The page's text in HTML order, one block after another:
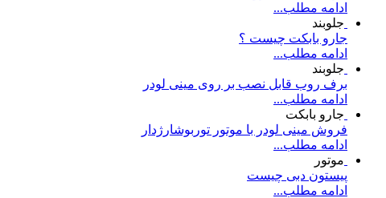
ادامه مطلب...
جلوبند
جارو بابکت چیست ؟
ادامه مطلب...
جلوبند
برف روب قابل نصب بر روی مینی لودر
ادامه مطلب...
جارو بابکت
فروش مینی لودر با موتور توربوشارژدار
ادامه مطلب...
موتور
پیستون دبی چیست
ادامه مطلب...